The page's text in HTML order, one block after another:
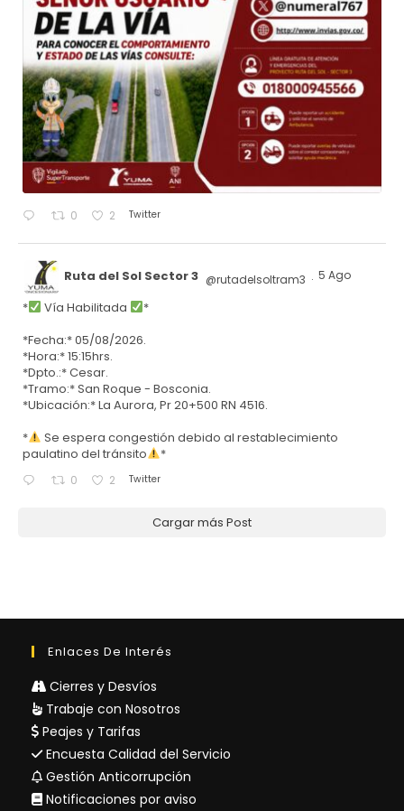
0 2 Twitter
Ruta del Sol Sector 3 @rutadelsoltram3 · 5 Ago
* Vía Habilitada
*
*Fecha:* 05/08/2026.
*Hora:* 15:15hrs.
*Dpto.:* Cesar.
*Tramo:* San Roque - Bosconia.
*Ubicación:* La Aurora, Pr 20+500 RN 4516.
*
Se espera congestión debido al restablecimiento
paulatino del tránsito
*
0 2 Twitter
Cargar más Post
Enlaces De Interés
Cierres y Desvíos
Trabaje con Nosotros
Peajes y Tarifas
Encuesta Calidad del Servicio
Gestión Anticorrupción
Notificaciones por aviso